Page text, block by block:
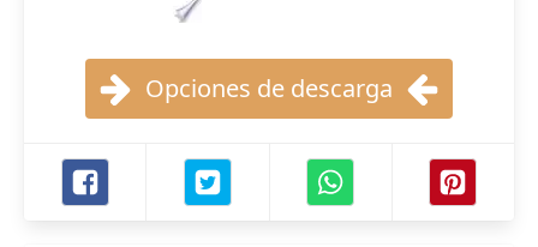
Opciones de descarga